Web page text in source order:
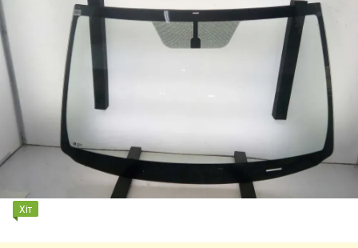
Хіт